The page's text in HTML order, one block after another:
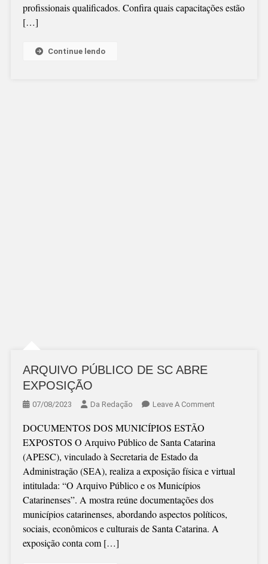
DO
profissionais qualificados. Confira quais capacitações estão
[…]
Continue lendo
ARQUIVO PÚBLICO DE SC ABRE
EXPOSIÇÃO
07/08/2023 Da Redação Leave A CommentOn
DE
ABRE
DOCUMENTOS DOS MUNICÍPIOS ESTÃO
EXPOSTOS O Arquivo Público de Santa Catarina
(APESC), vinculado à Secretaria de Estado da
Administração (SEA), realiza a exposição física e virtual
intitulada: “O Arquivo Público e os Municípios
Catarinenses”. A mostra reúne documentações dos
municípios catarinenses, abordando aspectos políticos,
sociais, econômicos e culturais de Santa Catarina. A
exposição conta com […]